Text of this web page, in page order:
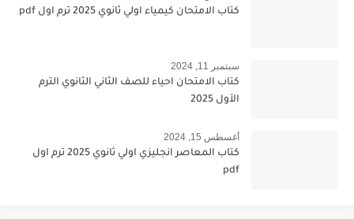
كتاب الامتحان كيمياء اولي ثانوي 2025 ترم اول pdf
سبتمبر 11, 2024
كتاب الامتحان احياء للصف الثاني الثانوي الترم
الأول 2025
أغسطس 15, 2024
كتاب المعاصر انجليزي اولي ثانوي 2025 ترم اول
pdf